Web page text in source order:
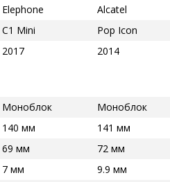
Elephone
Alcatel
C1 Mini
Pop Icon
2017 2014
Моноблок
Моноблок
140 мм
141 мм
69 мм
72 мм
7 мм
9.9 мм